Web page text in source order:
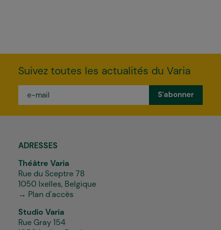
Suivez toutes les actualités du Varia
mail
ADRESSES
Théâtre Varia
Rue du Sceptre 78
1050 Ixelles, Belgique
→ Plan d'accès
Studio Varia
Rue Gray 154